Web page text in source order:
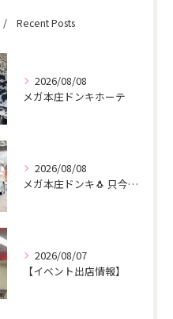
Recent Posts
2026/08/08
メガ本庄ドンキホーテ
2026/08/08
メガ本庄ドンキ🐧 只今イベント出店中🎶 ヴォクシー ご新規様...
2026/08/07
【イベント出店情報】